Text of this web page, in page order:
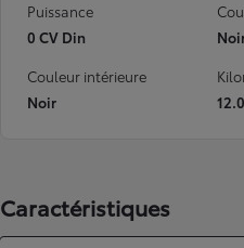
Puissance
0 CV Din
Couleur intérieure
Noir
Caractéristiques